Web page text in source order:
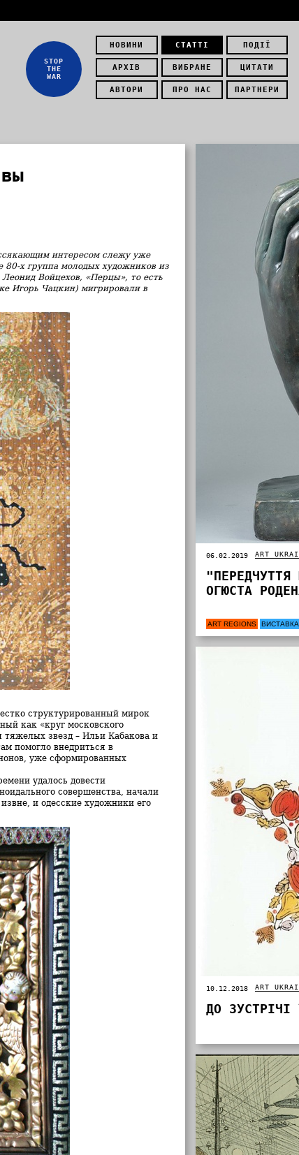
НОВИНИ СТАТТІ ПОДІЇ
АРХІВ ВИБРАНЕ ЦИТАТИ
АВТОРИ ПРО НАС ПАРТНЕРИ
STOP
THE
WAR
интересом слежу уже
80-х группа молодых художников из
Войцехов, «Перцы», то есть
Игорь Чацкин) мигрировали в
структурированный мирок
как «круг московского
тяжелых звезд – Ильи Кабакова и
помогло внедриться в
уже сформированных
удалось довести
совершенства, начали
и одесские художники его
06.02.2019 ART
"ПЕРЕДЧУТТЯ
ОГЮСТА
ART REGIONS ВИСТАВКА
10.12.2018 ART
ДО ЗУСТРІЧІ